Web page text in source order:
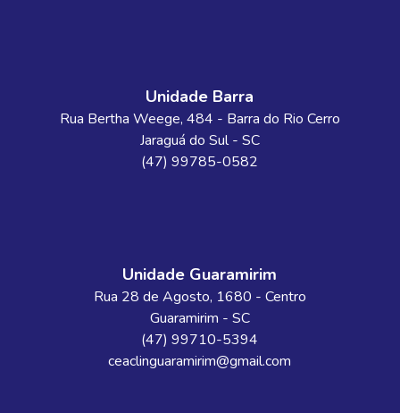
Unidade Barra
Rua Bertha Weege, 484 - Barra do Rio Cerro
Jaraguá do Sul- SC
(47) 99785-0582
Unidade Guaramirim
Rua 28 de Agosto, 1680 - Centro
Guaramirim - SC
(47) 99710-5394
ceaclinguaramirim@gmail.com